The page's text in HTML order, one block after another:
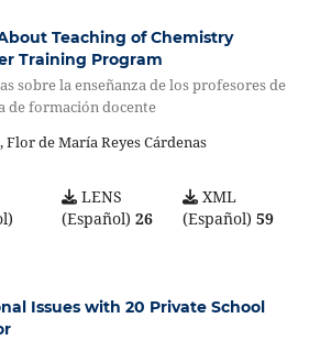
Teaching of Chemistry
Training Program
sobre la enseñanza de los profesores de
de formación docente
de María Reyes Cárdenas
LENS
(Español)26
XML
(Español) 59
Issues with 20 Private School